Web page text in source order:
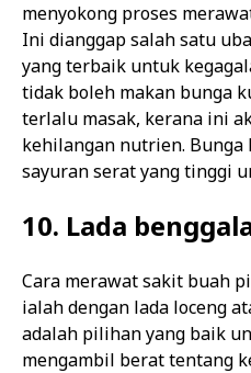
menyokong proses
Ini dianggap salah satu
yang terbaik untuk
tidak boleh makan bunga
terlalu masak, kerana ini
kehilangan nutrien. Bunga
sayuran serat yang tinggi
10. Lada
Cara merawat sakit buah
ialah dengan lada loceng
adalah pilihan yang baik
mengambil berat tentang